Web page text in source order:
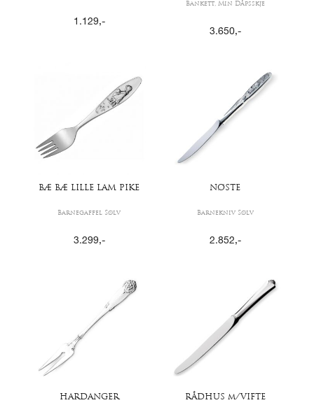
1.129,-
Bankett, Min Dåpsskje
3.650,-
BÆ BÆ LILLE LAM PIKE
Barnegaffel Sølv
3.299,-
NØSTE
Barnekniv Sølv
2.852,-
HARDANGER RÅDHUS m/VIFTE